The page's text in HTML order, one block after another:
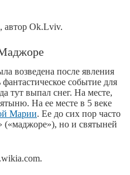
автор Ok.Lviv.
возведена после явления
событие для
тут выпал снег. На месте,
На ее месте в 5 веке
Марии. Ее до сих пор часто
(«маджоре»), но и святыней